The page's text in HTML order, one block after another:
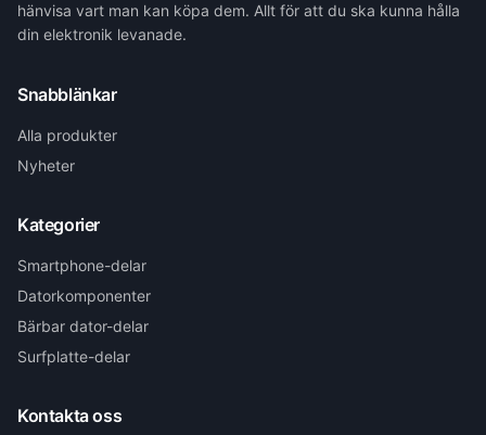
hänvisa vart man kan köpa dem. Allt för att du ska kunna hålla
din elektronik levanade.
Snabblänkar
Alla produkter
Nyheter
Kategorier
Smartphone-delar
Datorkomponenter
Bärbar dator-delar
Surfplatte-delar
Kontakta oss